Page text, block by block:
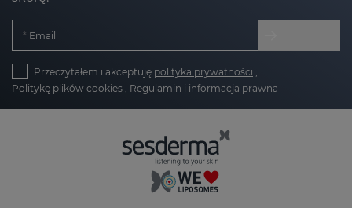
Email
Przeczytałem i akceptuję polityka prywatności
Politykę plików cookies
Regulamin i informacja prawna